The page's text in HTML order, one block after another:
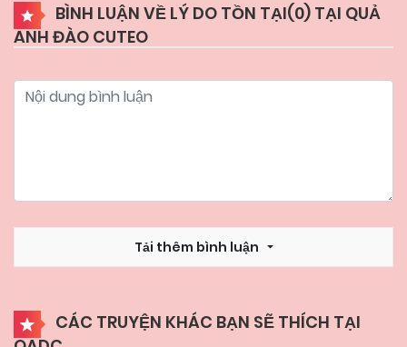
BÌNH LUẬN VỀ LÝ DO TỒN TẠI(0) TẠI QUẢ
ANH ĐÀO CUTEO
Tải thêm bình luận
CÁC TRUYỆN KHÁC BẠN SẼ THÍCH TẠI